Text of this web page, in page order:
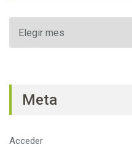
Meta
Acceder